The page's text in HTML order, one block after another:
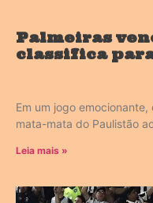
Palmeiras
classifica
Em um jogo
mata-mata do Paulistão
Leia mais »